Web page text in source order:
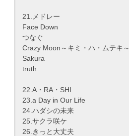
21.メドレー
Face Down
つなぐ
Crazy Moon～キミ・ハ・ムテキ～
Sakura
truth
22.A・RA・SHI
23.a Day in Our Life
24.ハダシの未来
25.サクラ咲ケ
26.きっと大丈夫